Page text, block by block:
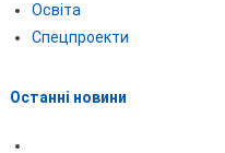
Освіта
Спецпроекти
Останні новини